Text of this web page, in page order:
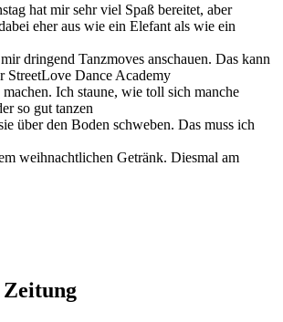
hat mir sehr viel Spaß bereitet, aber
eher aus wie ein Elefant als wie ein
dringend Tanzmoves anschauen. Das kann
StreetLove Dance Academy
machen. Ich staune, wie toll sich manche
so gut tanzen
über den Boden schweben. Das muss ich
weihnachtlichen Getränk. Diesmal am
Zeitung